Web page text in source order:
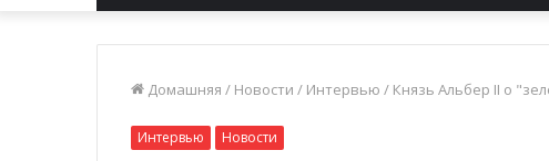
Домашняя / Новости / Интервью / Князь Альбер II о
Интервью Новости